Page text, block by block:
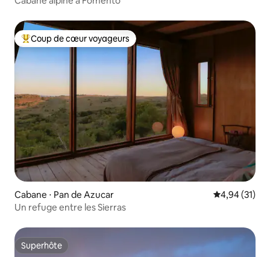
Coups de cœur voyageurs les plus appréciés
Coup de cœur voyageurs
Cabane ⋅ Pan de Azucar Évaluation
4,94 (31)
Un refuge entre les Sierras
Superhôte
Superhôte